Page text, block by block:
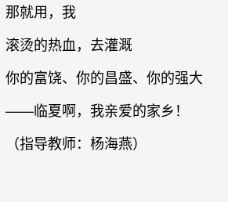
那就用，我
滚烫的热血，去灌溉
你的富饶、你的昌盛、你的强大
——临夏啊，我亲爱的家乡！
（指导教师：杨海燕）